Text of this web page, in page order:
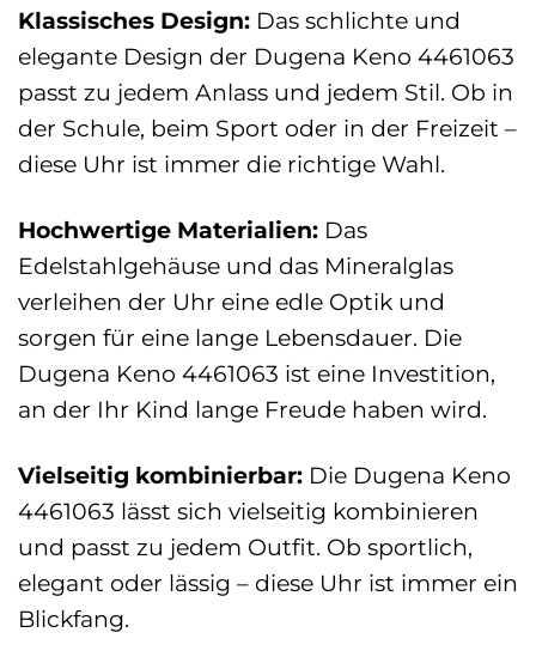
Klassisches Design: Das schlichte und
elegante Design der Dugena Keno 4461063
passt zu jedem Anlass und jedem Stil. Ob in
der Schule, beim Sport oder in der Freizeit –
diese Uhr ist immer die richtige Wahl.
Hochwertige Materialien: Das
Edelstahlgehäuse und das Mineralglas
verleihen der Uhr eine edle Optik und
sorgen für eine lange Lebensdauer. Die
Dugena Keno 4461063 ist eine Investition,
an der Ihr Kind lange Freude haben wird.
Vielseitig kombinierbar: Die Dugena Keno
4461063 lässt sich vielseitig kombinieren
und passt zu jedem Outfit. Ob sportlich,
elegant oder lässig – diese Uhr ist immer ein
Blickfang.